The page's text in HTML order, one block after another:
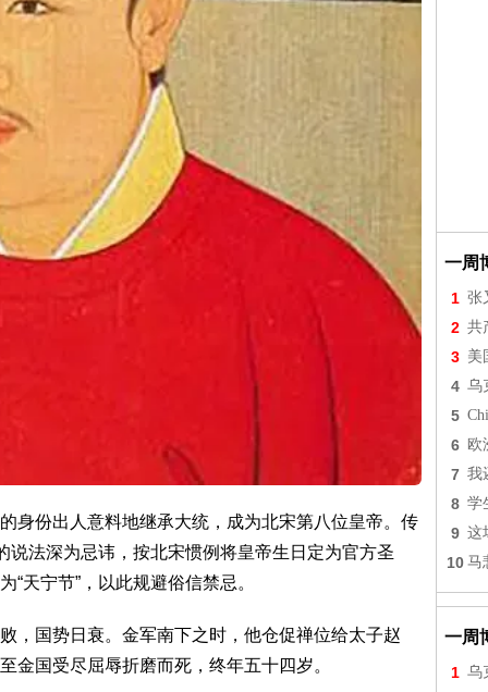
身份出人意料地继承大统，成为北宋第八位皇帝。传
说法深为忌讳，按北宋惯例将皇帝生日定为官方圣
天宁节”，以此规避俗信禁忌。
，国势日衰。金军南下之时，他仓促禅位给太子赵
金国受尽屈辱折磨而死，终年五十四岁。
一周
1 张
2 共
3 美
4 乌
5
6 欧
7 我
8 学
9 这
10 马
一周
1 乌